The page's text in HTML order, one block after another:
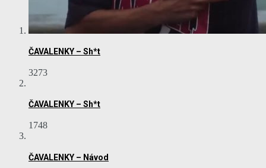
ČAVALENKY – Sh*t
3273
ČAVALENKY – Sh*t
1748
ČAVALENKY – Návod